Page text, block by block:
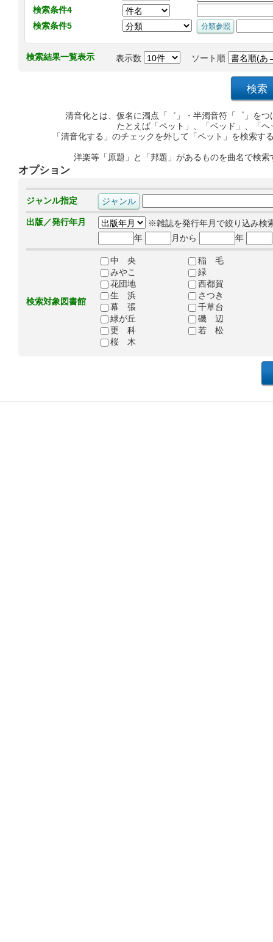
検索条件4
検索条件5
検索結果一覧表示 表示数 ソート順
清音化とは、仮名に濁点「゛」・半濁音符「゜」を
たとえば「ペット」、「ベッド」、「
「清音化する」のチェックを外して「ペット」を検索
洋楽等「原題」と「邦題」があるものを曲名で検
オプション
ジャンル指定
出版／発行年月
※雑誌を発行年月で絞り込み検
年
月から 年
検索対象図書館
中 央
稲 毛
みやこ
緑
花団地
西都賀
生 浜
さつき
幕 張
千草台
緑が丘
磯 辺
更 科
若 松
桜 木